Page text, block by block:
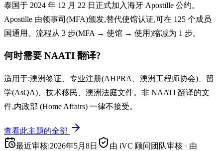
泰国于 2024 年 12 月 22 日正式加入海牙 Apostille 公约。
Apostille 由领事司(MFA)颁发,替代使馆认证,可在 125 个成员
国通用。流程从 3 步(MFA → 使馆 → 使用)缩减为 1 步。
何时需要 NAATI 翻译?
适用于:澳洲签证、专业注册(AHPRA、澳洲工程师协会)、留
学(AsQA)、技术移民、澳洲法庭文件。非 NAATI 翻译的文
件,内政部 (Home Affairs) 一律不接受。
查看此主题的全部
最近审核:2026年5月8日 由 iVC 顾问团队审核 · 由